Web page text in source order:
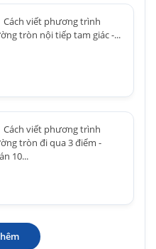
Cách viết phương trình
tròn nội tiếp tam giác -...
Cách viết phương trình
tròn đi qua 3 điểm -
10...